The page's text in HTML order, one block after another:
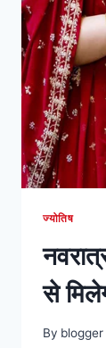
ज्योतिष
से
By blogger